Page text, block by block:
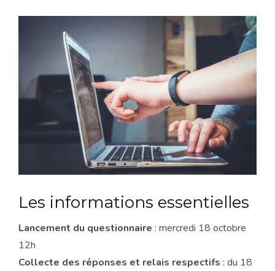
Les informations essentielles
Lancement du questionnaire : mercredi 18 octobre
12h
Collecte des réponses et relais respectifs : du 18